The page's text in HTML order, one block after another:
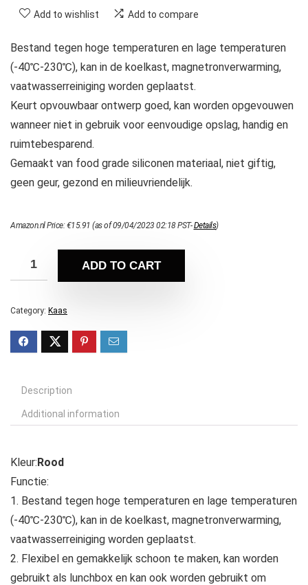
Add to wishlist Add to compare
Bestand tegen hoge temperaturen en lage temperaturen
(-40℃-230℃), kan in de koelkast, magnetronverwarming,
vaatwasserreiniging worden geplaatst.
Keurt opvouwbaar ontwerp goed, kan worden opgevouwen
wanneer niet in gebruik voor eenvoudige opslag, handig en
ruimtebesparend.
Gemaakt van food grade siliconen materiaal, niet giftig,
geen geur, gezond en milieuvriendelijk.
Amazon.nl Price:€15.91 (as of 09/04/2023 02:18 PST-Details)
ADD TO CART
Category: Kaas
Description
Additional information
Kleur:Rood
Functie:
1. Bestand tegen hoge temperaturen en lage temperaturen
(-40℃-230℃), kan in de koelkast, magnetronverwarming,
vaatwasserreiniging worden geplaatst.
2. Flexibel en gemakkelijk schoon te maken, kan worden
gebruikt als lunchbox en kan ook worden gebruikt om